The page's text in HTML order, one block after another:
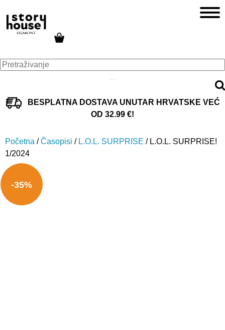
BESPLATNA DOSTAVA UNUTAR HRVATSKE VEĆ
OD 32.99 €!
Početna /Časopisi / L.O.L. SURPRISE / L.O.L. SURPRISE!
1/2024
-35%